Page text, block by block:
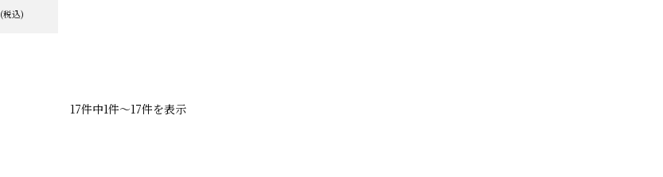
(税込)
17件中1件〜17件を表示